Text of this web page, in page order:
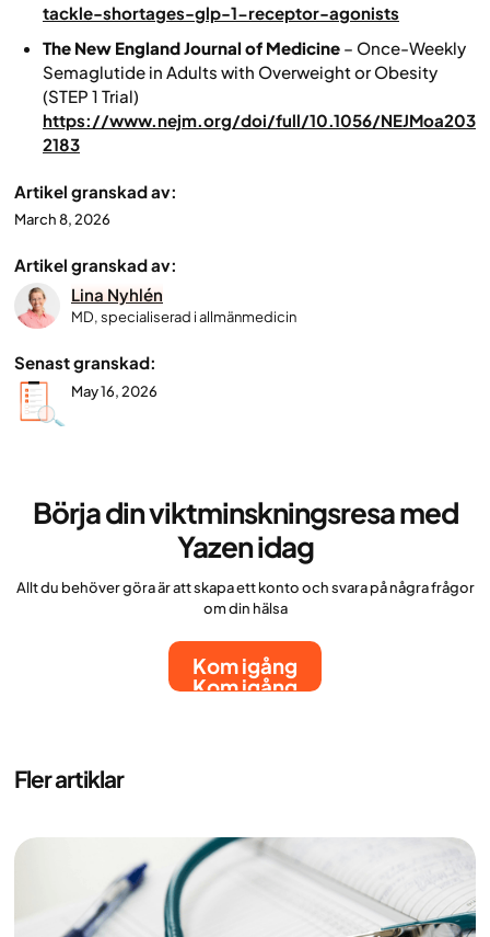
tackle-shortages-glp-1-receptor-agonists
The New England Journal of Medicine– Once-Weekly
Semaglutide in Adults with Overweight or Obesity
(STEP 1 Trial)
https://www.nejm.org/doi/full/10.1056/NEJMoa203
2183
Artikel granskad av:
March 8, 2026
Artikel granskad av:
Lina Nyhlén
MD, specialiserad i allmänmedicin
Senast granskad:
May 16, 2026
Börja din viktminskningsresa med
Yazen idag
Allt du behöver göra är att skapa ett konto och svara på några frågor
om din hälsa
Kom igång
Kom igång
Fler artiklar